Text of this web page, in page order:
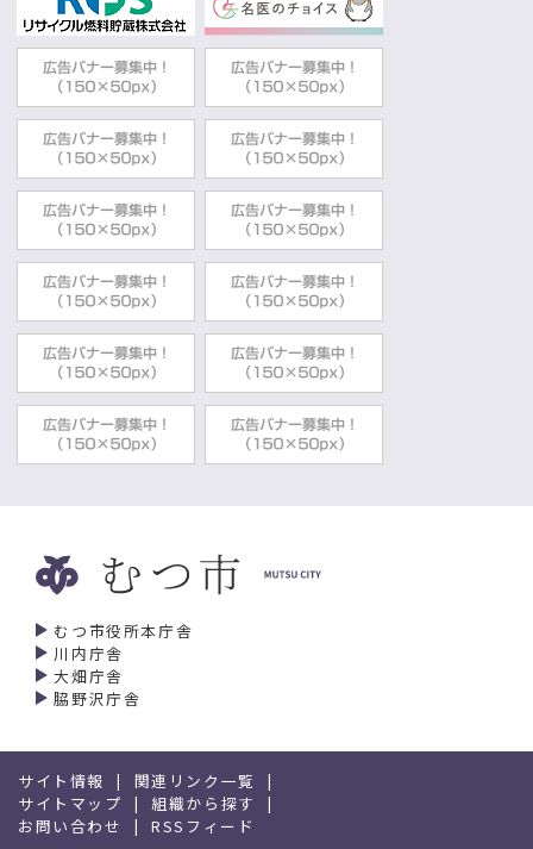
むつ市役所本庁舎
川内庁舎
大畑庁舎
脇野沢庁舎
サイト情報
関連リンク一覧
サイトマップ
組織から探す
お問い合わせ
RSSフィード